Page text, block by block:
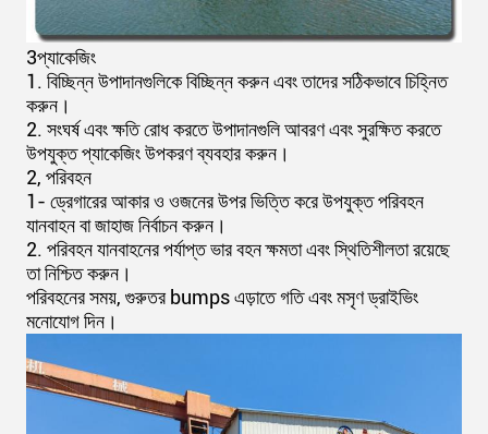
3প্যাকেজিং
1. বিচ্ছিন্ন উপাদানগুলিকে বিচ্ছিন্ন করুন এবং তাদের সঠিকভাবে চিহ্নিত
করুন।
2. সংঘর্ষ এবং ক্ষতি রোধ করতে উপাদানগুলি আবরণ এবং সুরক্ষিত করতে
উপযুক্ত প্যাকেজিং উপকরণ ব্যবহার করুন।
2, পরিবহন
1- ড্রেগারের আকার ও ওজনের উপর ভিত্তি করে উপযুক্ত পরিবহন
যানবাহন বা জাহাজ নির্বাচন করুন।
2. পরিবহন যানবাহনের পর্যাপ্ত ভার বহন ক্ষমতা এবং স্থিতিশীলতা রয়েছে
তা নিশ্চিত করুন।
পরিবহনের সময়, গুরুতর bumps এড়াতে গতি এবং মসৃণ ড্রাইভিং
মনোযোগ দিন।